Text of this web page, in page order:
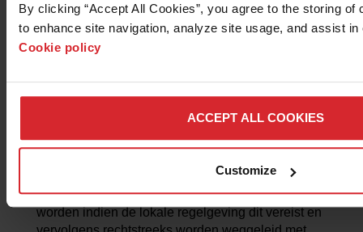
By clicking “Accept All Cookies”, you agree to the storing of
to enhance site navigation, analyze site usage, and assist
Cookie policy
ACCEPT ALL COOKIES
Customize
geluidsniveau tot onder dat van de meeste
bewerkingsmachines en elimineert het stof door
de deeltjes in het water te houden. Een abrasieve
overal geplaatst worden waar u een conventionele
machine zou kunnen plaatsen. Er ontstaan geen
schadelijke dampen of rook en het onderdeel
afvalstromen. Overtollig water dat zeer kleine
hoeveelheden vaste deeltjes bevat, kan gefilterd
worden indien de lokale regelgeving dit vereist en